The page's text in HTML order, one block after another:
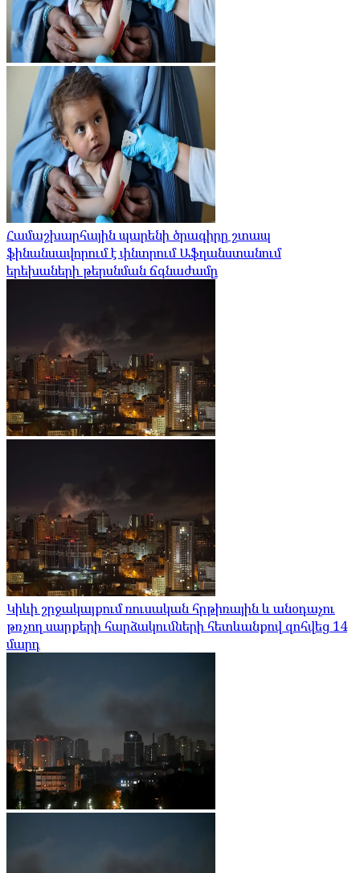
Համաշխարհային պարենի ծրագիրը շտապ
ֆինանսավորում է փնտրում Աֆղանստանում
երեխաների թերսնման ճգնաժամը
Կիևի շրջակայքում ռուսական հրթիռային և անօդաչու
թռչող սարքերի հարձակումների հետևանքով զոհվեց 14
մարդ